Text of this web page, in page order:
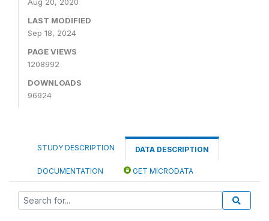
LAST MODIFIED
Sep 18, 2024
PAGE VIEWS
1208992
DOWNLOADS
96924
STUDY DESCRIPTION DATA DESCRIPTION
DOCUMENTATION GET MICRODATA